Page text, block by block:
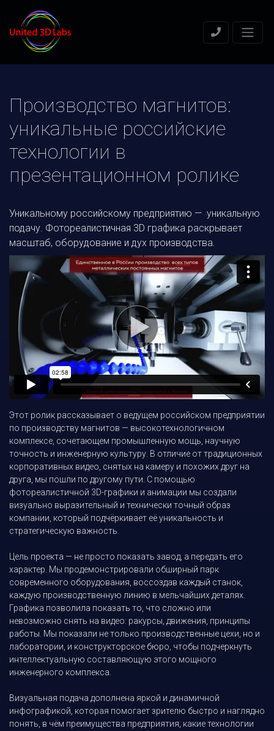
Производство магнитов:
уникальные российские
технологии в
презентационном ролике
Уникальному российскому предприятию — уникальную
подачу. Фотореалистичная 3D графика раскрывает
масштаб, оборудование и дух производства.
Этот ролик рассказывает о ведущем российском предприятии
по производству магнитов — высокотехнологичном
комплексе, сочетающем промышленную мощь, научную
точность и инженерную культуру. В отличие от традиционных
корпоративных видео, снятых на камеру и похожих друг на
друга, мы пошли по другому пути. С помощью
фотореалистичной 3D-графики и анимации мы создали
визуально выразительный и технически точный образ
компании, который подчёркивает её уникальность и
стратегическую важность.
Цель проекта — не просто показать завод, а передать его
характер. Мы продемонстрировали обширный парк
современного оборудования, воссоздав каждый станок,
каждую производственную линию в мельчайших деталях.
Графика позволила показать то, что сложно или
невозможно снять на видео: ракурсы, движения, принципы
работы. Мы показали не только производственные цехи, но и
лаборатории, и конструкторское бюро, чтобы подчеркнуть
интеллектуальную составляющую этого мощного
инженерного комплекса.
Визуальная подача дополнена яркой и динамичной
инфографикой, которая помогает зрителю быстро и наглядно
понять, в чём преимущества предприятия, какие технологии